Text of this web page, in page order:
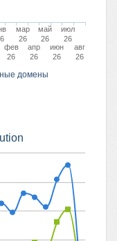
домены
фев
26
мар
26
апр
26
май
26
июн
26
июл
26
авг
26